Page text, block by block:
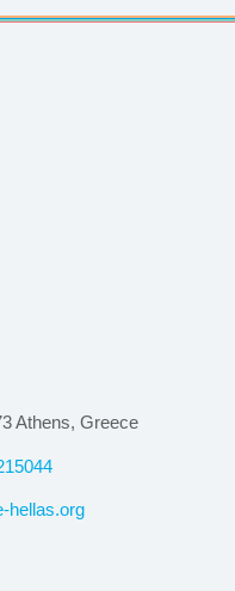
Athens, Greece
hellas.org